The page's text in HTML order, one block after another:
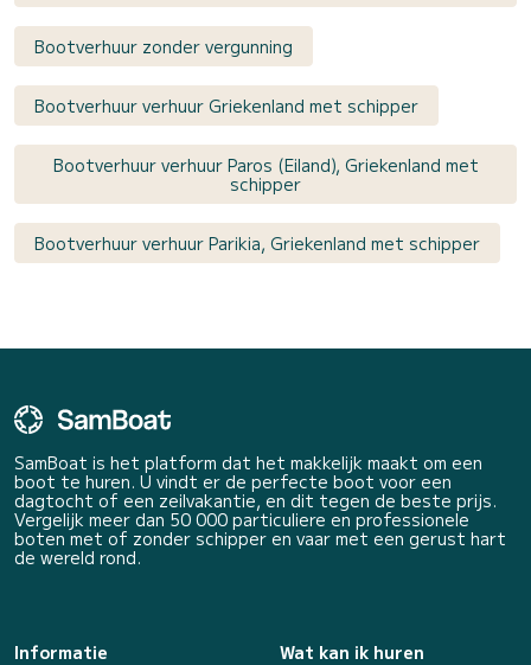
Bootverhuur zonder vergunning
Bootverhuur verhuur Griekenland met schipper
Bootverhuur verhuur Paros (Eiland), Griekenland met
schipper
Bootverhuur verhuur Parikia, Griekenland met schipper
SamBoat is het platform dat het makkelijk maakt om een
boot te huren. U vindt er de perfecte boot voor een
dagtocht of een zeilvakantie, en dit tegen de beste prijs.
Vergelijk meer dan 50 000 particuliere en professionele
boten met of zonder schipper en vaar met een gerust hart
de wereld rond.
Informatie
Wat kan ik huren